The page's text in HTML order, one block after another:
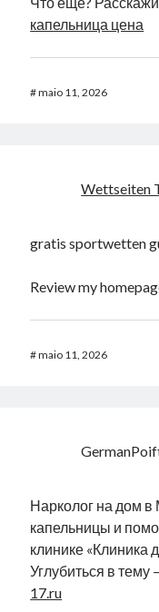
капельница цена
#maio 11, 2026
Wettseiten
gratis sportwetten
Review my
#maio 11, 2026
Нарколог на дом
капельницы и
клинике «Клиника
Углубиться в тему
17.ru